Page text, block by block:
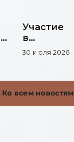
Участие
в
выставке
30 июля 2026
Ко всем новостям